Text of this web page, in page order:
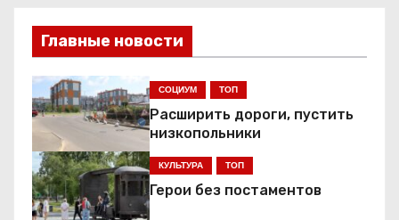
г
а
ц
и
я
Главные новости
СОЦИУМ ТОП
Расширить дороги, пустить
низкопольники
КУЛЬТУРА ТОП
Герои без постаментов